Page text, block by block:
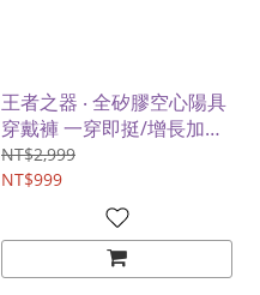
王者之器 ‧ 全矽膠空心陽具
穿戴褲 一穿即挺/增長加粗
親膚貼身/肉感凸露大龜頭
﹝L﹞最適合短小人士使用
NT$2,999
NT$999